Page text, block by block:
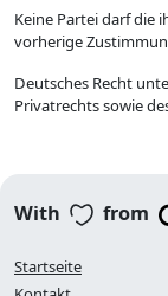
Keine Partei darf die
vorherige
Deutsches Recht
Privatrechts sowie
With from
Startseite